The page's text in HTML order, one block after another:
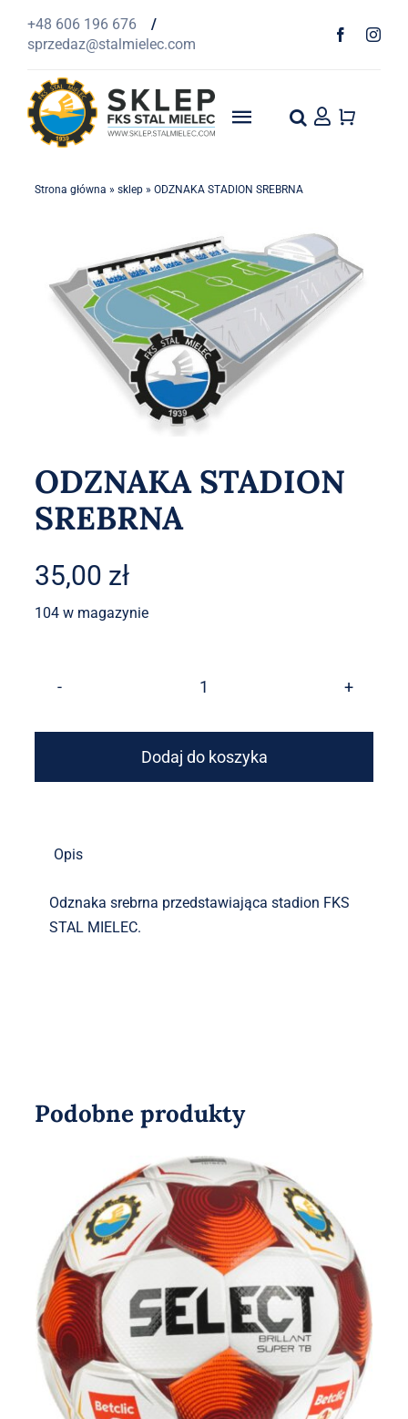
+48 606 196 676
/
sprzedaz@stalmielec.com
Toggle
O sklepie
Kontakt
Strona główna » sklep» ODZNAKA STADION SREBRNA
ODZNAKA STADION
SREBRNA
35,00 zł
104 w magazynie
ilość
STADION
SREBRNA
Dodaj do koszyka
Opis
Odznaka srebrna przedstawiająca stadion FKS
STAL MIELEC.
Podobne produkty